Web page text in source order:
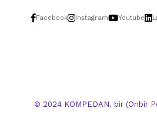
Facebook Instagram Youtube
© 2024 KOMPEDAN. bir (Onbir